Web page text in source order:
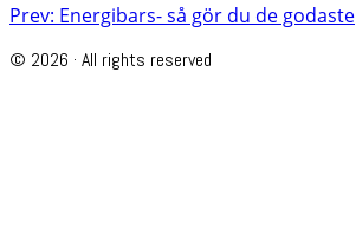
Prev: Energibars- så gör du de godaste
© 2026 · All rights reserved